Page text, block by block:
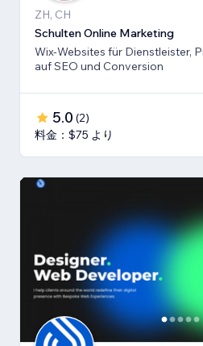
ZH, CH
Schulten Online Marketing
Wix-Websites für Dienstleister,
auf SEO und Conversion
5.0 (2)
料金：$75 より